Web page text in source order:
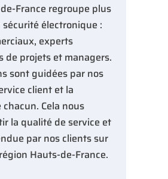
France regroupe plus
électronique :
experts
de projets et managers.
sont guidées par nos
client et la
Cela nous
la qualité de service et
par nos clients sur
Hauts-de-France.